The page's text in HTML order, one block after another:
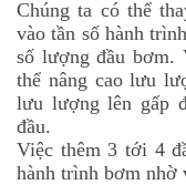
Chúng ta có thể
vào tần số hành
số lượng đầu bơm.
thể nâng cao lưu
lưu lượng lên gấp
đầu.
Việc thêm 3 tới 4
hành trình bơm nhờ